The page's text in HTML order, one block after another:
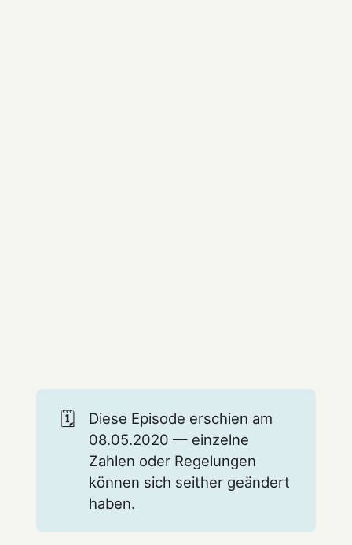
🗓️
Diese Episode erschien am
08.05.2020 — einzelne
Zahlen oder Regelungen
können sich seither geändert
haben.